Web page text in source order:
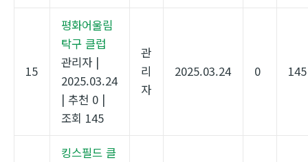
15
평화어울림
탁구 클럽
관리자 |
2025.03.24
| 추천 0 |
조회 145
관
리
자
2025.03.24 0 145
킹스필드 클